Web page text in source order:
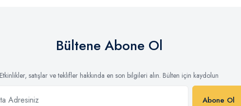
Bültene Abone Ol
Etkinlikler, satışlar ve teklifler hakkında en son bilgileri alın. Bülten için kaydolun
Abone Ol